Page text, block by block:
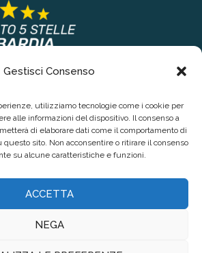
Gestisci Consenso
utilizziamo tecnologie come i cookie per
alle informazioni del dispositivo. Il consenso a
di elaborare dati come il comportamento di
questo sito. Non acconsentire o ritirare il consenso
su alcune caratteristiche e funzioni.
ACCETTA
NEGA